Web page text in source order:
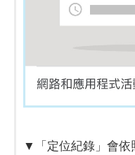
▼「定位紀錄」會依